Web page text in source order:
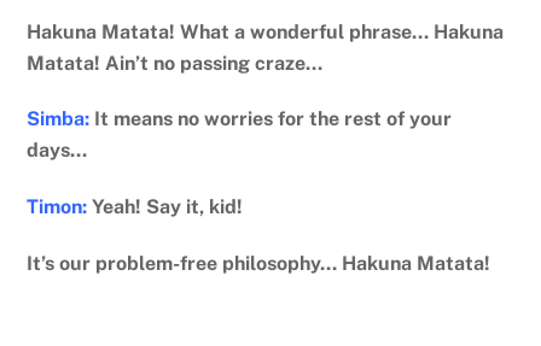
Hakuna Matata! What a wonderful phrase… Hakuna
Matata! Ain’t no passing craze…
Simba: It means no worries for the rest of your
days…
Timon: Yeah! Say it, kid!
It’s our problem-free philosophy… Hakuna Matata!